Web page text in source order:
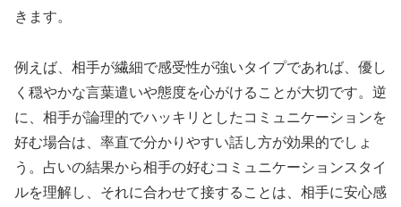
きます。
例えば、相手が繊細で感受性が強いタイプであれば、優し
く穏やかな言葉遣いや態度を心がけることが大切です。逆
に、相手が論理的でハッキリとしたコミュニケーションを
好む場合は、率直で分かりやすい話し方が効果的でしょ
う。占いの結果から相手の好むコミュニケーションスタイ
ルを理解し、それに合わせて接することは、相手に安心感